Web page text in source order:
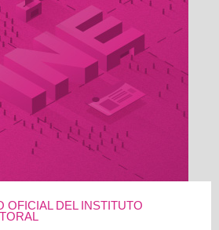
OFICIAL DEL INSTITUTO